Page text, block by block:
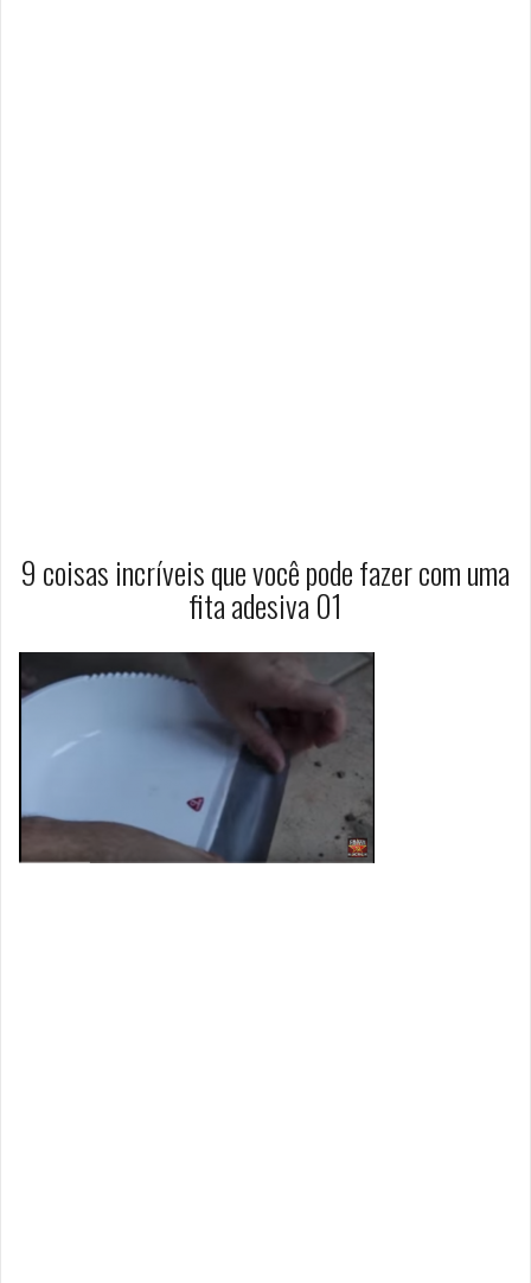
9 coisas incríveis que você pode fazer com uma
fita adesiva 01